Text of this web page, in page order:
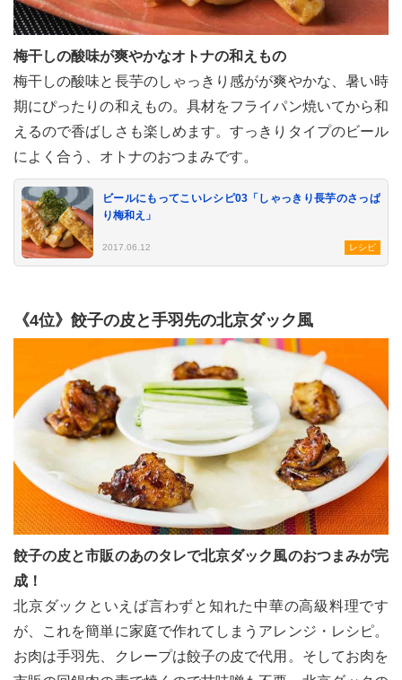
梅干しの酸味が爽やかなオトナの和えもの
梅干しの酸味と長芋のしゃっきり感がが爽やかな、暑い時
期にぴったりの和えもの。具材をフライパン焼いてから和
えるので香ばしさも楽しめます。すっきりタイプのビール
によく合う、オトナのおつまみです。
ビールにもってこいレシピ03「しゃっきり長芋のさっぱ
り梅和え」
2017.06.12 レシピ
《4位》餃子の皮と手羽先の北京ダック風
餃子の皮と市販のあのタレで北京ダック風のおつまみが完
成！
北京ダックといえば言わずと知れた中華の高級料理です
が、これを簡単に家庭で作れてしまうアレンジ・レシピ。
お肉は手羽先、クレープは餃子の皮で代用。そしてお肉を